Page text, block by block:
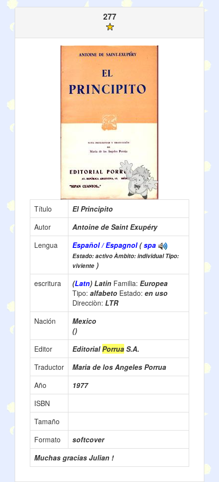
277
Título
El Principito
Autor
Antoine de Saint Exupéry
Lengua
Español / Espagnol(spa
Estado: activo Àmbito: individual Tipo:
viviente )
escritura
(Latn) Latin Familia: Europea
Tipo: alfabeto Estado: en uso
Direcciòn: LTR
Nación
Mexico
()
Editor
EditorialPorrua S.A.
Traductor
Maria de los Angeles Porrua
Año
1977
ISBN
Tamaño
Formato
softcover
Muchas gracias Julian !